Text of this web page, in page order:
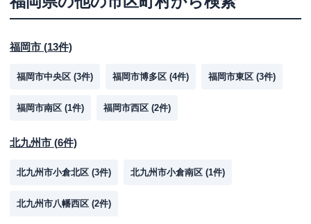
福岡市 (13件)
福岡市中央区 (3件) 福岡市博多区 (4件) 福岡市東区 (3件)
福岡市南区 (1件) 福岡市西区 (2件)
北九州市 (6件)
北九州市小倉北区 (3件) 北九州市小倉南区 (1件)
北九州市八幡西区 (2件)